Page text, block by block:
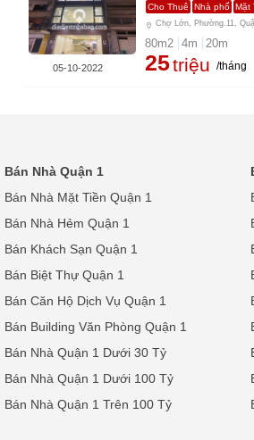
Cho Thuê Nhà phố Mặt
Chợ Lớn, Phường.11,
80m2 4m 20m
25triệu /tháng
05-10-2022
Bán Nhà Quận 1
Bán Nhà Mặt Tiền Quận 1
Bán Nhà Hẻm Quận 1
Bán Khách Sạn Quận 1
Bán Biệt Thự Quận 1
Bán Căn Hộ Dịch Vụ Quận 1
Bán Building Văn Phòng Quận 1
Bán Nhà Quận 1 Dưới 30 Tỷ
Bán Nhà Quận 1 Dưới 100 Tỷ
Bán Nhà Quận 1 Trên 100 Tỷ